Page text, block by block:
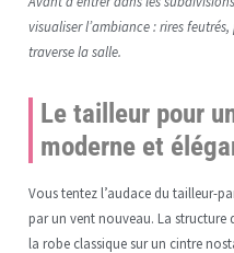
visualiser l’ambiance : rires
traverse la salle.
Le tailleur pour
moderne et
Vous tentez l’audace du tailleur-
par un vent nouveau. La structure
la robe classique sur un cintre